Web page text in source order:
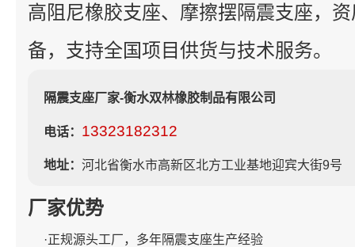
高阻尼橡胶支座、摩擦摆隔震支座，
备，支持全国项目供货与技术服务。
隔震支座厂家-衡水双林橡胶制品有限公司
电话： 13323182312
地址： 河北省衡水市高新区北方工业基地迎宾大街9号
厂家优势
·正规源头工厂，多年隔震支座生产经验